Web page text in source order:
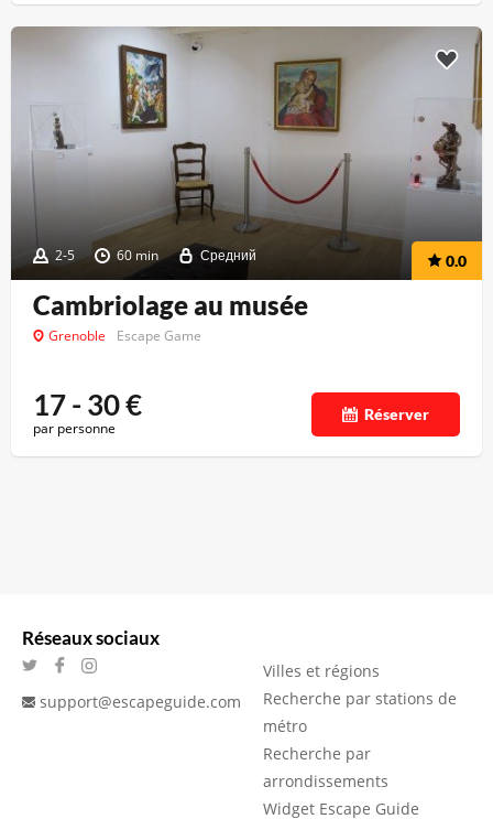
2-5 60 min Средний 0.0
Cambriolage au musée
Grenoble Escape Game
17 - 30€
par personne
Réserver
Réseaux sociaux
support@escapeguide.com
Villes et régions
Recherche par stations de
métro
Recherche par
arrondissements
Widget Escape Guide